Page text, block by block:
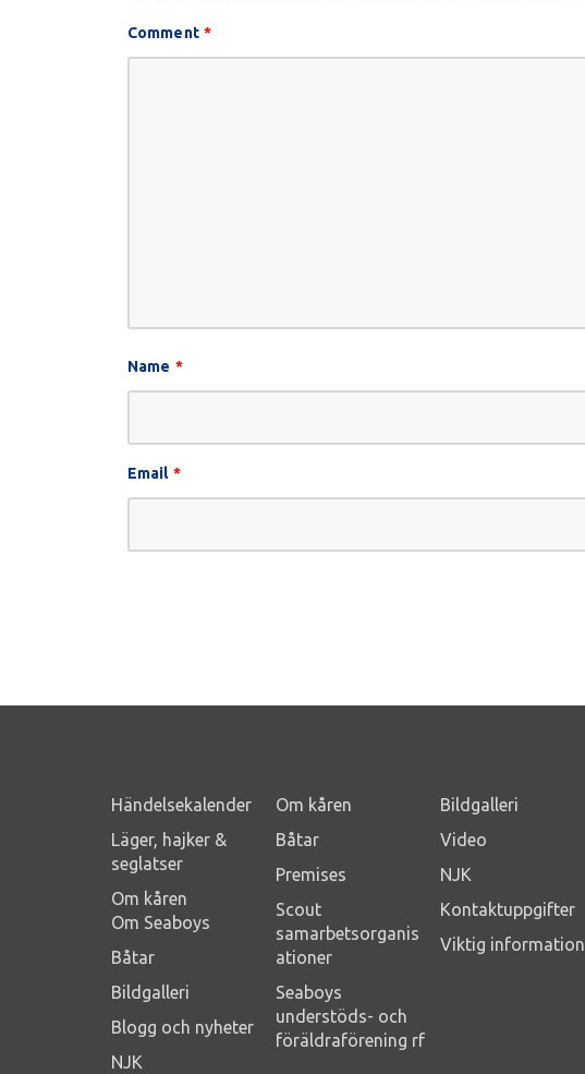
Comment *
Name *
Email *
Händelsekalender
Läger, hajker &
seglatser
Om kåren
Om Seaboys
Båtar
Bildgalleri
Blogg och nyheter
NJK
Om kåren
Båtar
Premises
Scout
samarbetsorganis
ationer
Seaboys
understöds- och
föräldraförening rf
Bildgalleri
Video
NJK
Kontaktuppgifter
Viktig information